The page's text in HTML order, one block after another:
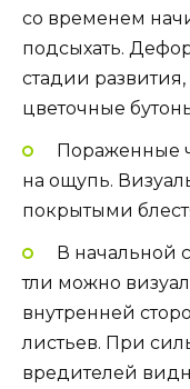
со временем
подсыхать.
стадии
цветочные
Пораженные
на ощупь.
покрытыми
В начальной
тли можно
внутренней
листьев. При
вредителей